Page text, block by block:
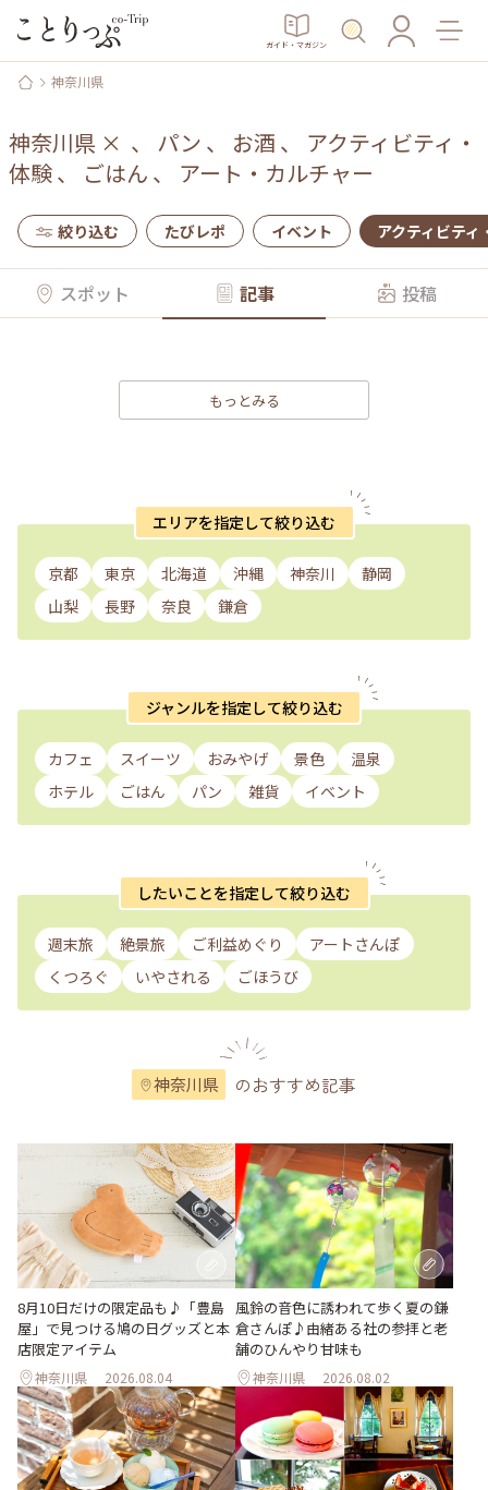
ガイド・マガジン
神奈川県
神奈川県 × 、 パン 、 お酒 、 アクティビティ・
体験、 ごはん 、 アート・カルチャー
絞り込む たびレポ イベント アクティビティ
スポット 記事 投稿
もっとみる
エリアを指定して絞り込む
京都 東京 北海道 沖縄 神奈川
静岡
山梨
長野 奈良 鎌倉
ジャンルを指定して絞り込む
カフェ スイーツ おみやげ 景色
温泉
ホテル
ごはん パン 雑貨 イベント
したいことを指定して絞り込む
週末旅 絶景旅 ご利益めぐり
アートさんぽ
くつろぐ
いやされる ごほうび
神奈川県 のおすすめ記事
8月10日だけの限定品も♪「豊島
屋」で見つける鳩の日グッズと本
店限定アイテム
神奈川県 2026.08.04
風鈴の音色に誘われて歩く夏の鎌
倉さんぽ♪由緒ある社の参拝と老
舗のひんやり甘味も
神奈川県 2026.08.02